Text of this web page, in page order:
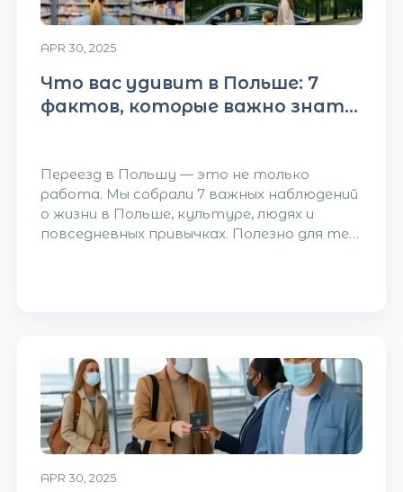
APR 30, 2025
Что вас удивит в Польше: 7
фактов, которые важно знать
Переезд в Польшу — это не только
работа. Мы собрали 7 важных наблюдений
о жизни в Польше, культуре, людях и
повседневных привычках. Полезно для тех,
APR 30, 2025